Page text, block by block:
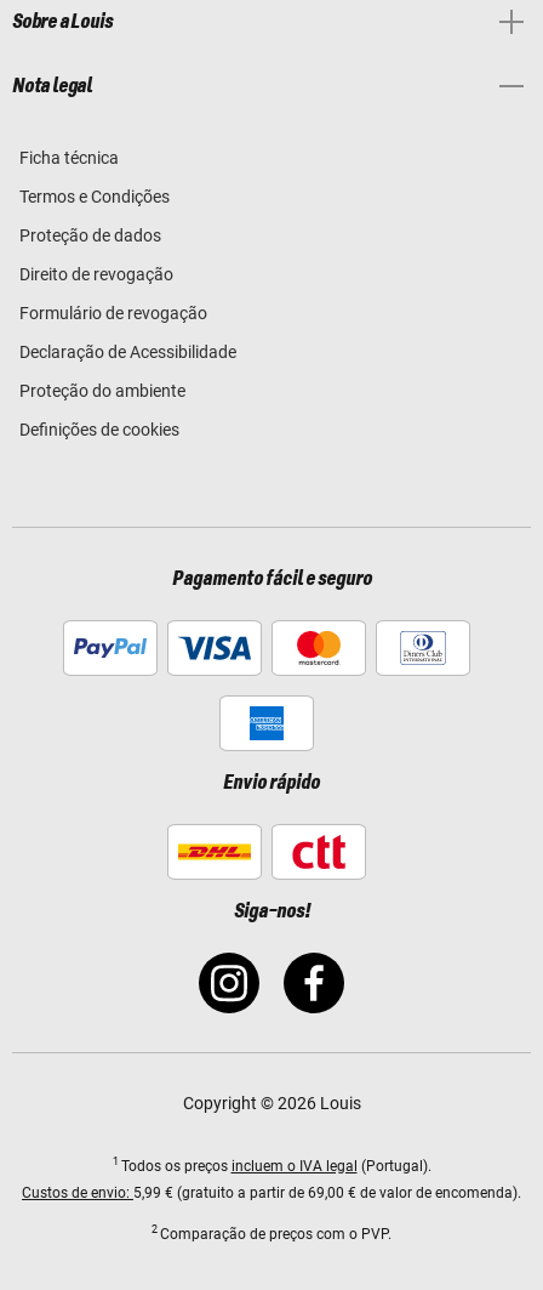
Sobre a Louis
Nota legal
Ficha técnica
Termos e Condições
Proteção de dados
Direito de revogação
Formulário de revogação
Declaração de Acessibilidade
Proteção do ambiente
Definições de cookies
Pagamento fácil e seguro
Envio rápido
Siga-nos!
Copyright © 2026 Louis
1 Todos os preços incluem o IVA legal (Portugal).
Custos de envio: 5,99 € (gratuito a partir de 69,00 € de valor de encomenda).
2 Comparação de preços com o PVP.